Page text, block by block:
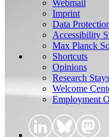
Webmail
Imprint
Data
Accessibility
Max Planck
Shortcuts
Opinions
Research Stays
Welcome
Employment